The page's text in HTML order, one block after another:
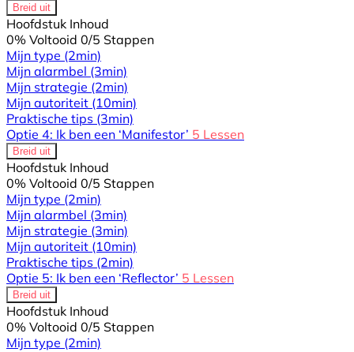
Breid uit
Hoofdstuk Inhoud
0% Voltooid 0/5 Stappen
Mijn type (2min)
Mijn alarmbel (3min)
Mijn strategie (2min)
Mijn autoriteit (10min)
Praktische tips (3min)
Optie 4: Ik ben een ‘Manifestor’ 5 Lessen
Breid uit
Hoofdstuk Inhoud
0% Voltooid 0/5 Stappen
Mijn type (2min)
Mijn alarmbel (3min)
Mijn strategie (3min)
Mijn autoriteit (10min)
Praktische tips (2min)
Optie 5: Ik ben een ‘Reflector’ 5 Lessen
Breid uit
Hoofdstuk Inhoud
0% Voltooid 0/5 Stappen
Mijn type (2min)